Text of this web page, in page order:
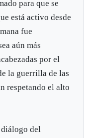
para que se
está activo desde
fue
aún más
por el
la guerrilla de las
respetando el alto
diálogo del